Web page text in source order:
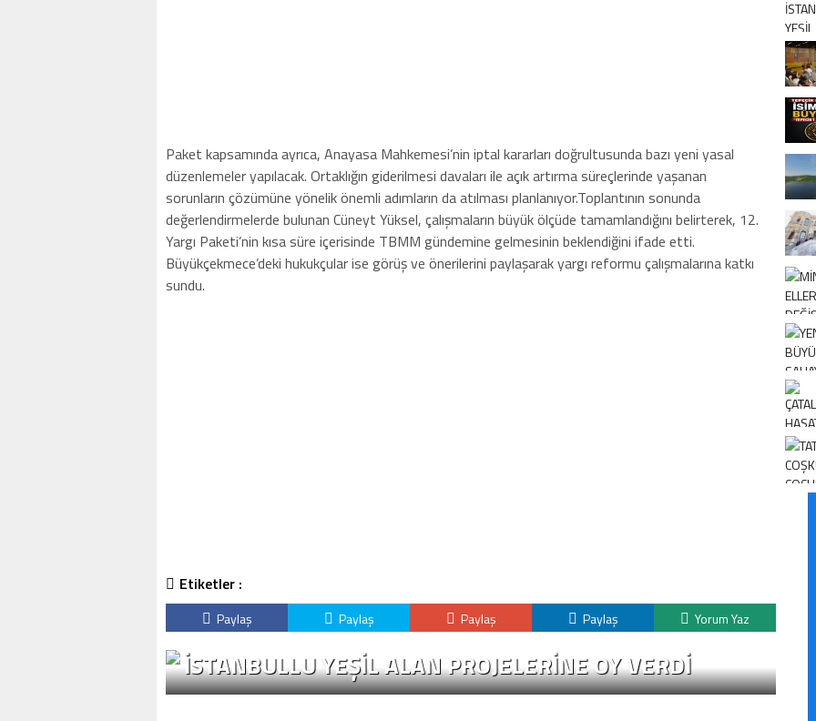
Paket kapsamında ayrıca, Anayasa Mahkemesi’nin iptal kararları doğrultusunda bazı yeni yasal
düzenlemeler yapılacak. Ortaklığın giderilmesi davaları ile açık artırma süreçlerinde yaşanan
sorunların çözümüne yönelik önemli adımların da atılması planlanıyor.Toplantının sonunda
değerlendirmelerde bulunan Cüneyt Yüksel, çalışmaların büyük ölçüde tamamlandığını belirterek, 12.
Yargı Paketi’nin kısa süre içerisinde TBMM gündemine gelmesinin beklendiğini ifade etti.
Büyükçekmece’deki hukukçular ise görüş ve önerilerini paylaşarak yargı reformu çalışmalarına katkı
sundu.
Etiketler :
Paylaş Paylaş Paylaş Paylaş Yorum Yaz
İSTANBULLU YEŞİL ALAN PROJELERİNE OY VERDİ